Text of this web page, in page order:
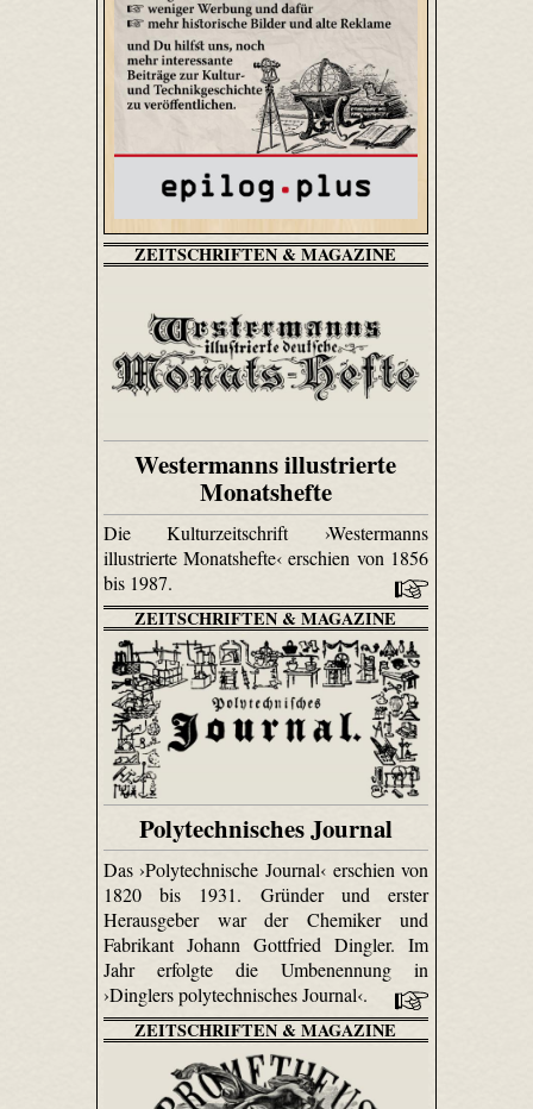
ZEITSCHRIFTEN & MAGAZINE
Westermanns illustrierte
Monatshefte
Die Kulturzeitschrift ›Westermanns
illustrierte Monatshefte‹ erschien von 1856
bis 1987.
ZEITSCHRIFTEN & MAGAZINE
Polytechnisches Journal
Das ›Polytechnische Journal‹ erschien von
1820 bis 1931. Gründer und erster
Herausgeber war der Chemiker und
Fabrikant Johann Gottfried Dingler. Im
Jahr erfolgte die Umbenennung in
›Dinglers polytechnisches Journal‹.
ZEITSCHRIFTEN & MAGAZINE